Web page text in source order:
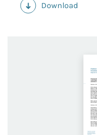
Download
(PDF)